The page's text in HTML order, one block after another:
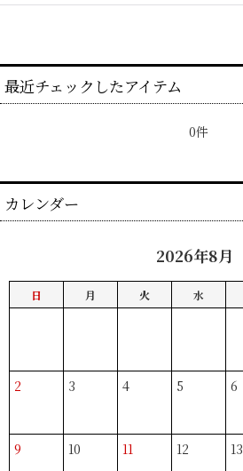
最近チェックしたアイテム
0件
カレンダー
2026年8月
日 月 火 水
2 3 4 5 6
9 10 11 12 13